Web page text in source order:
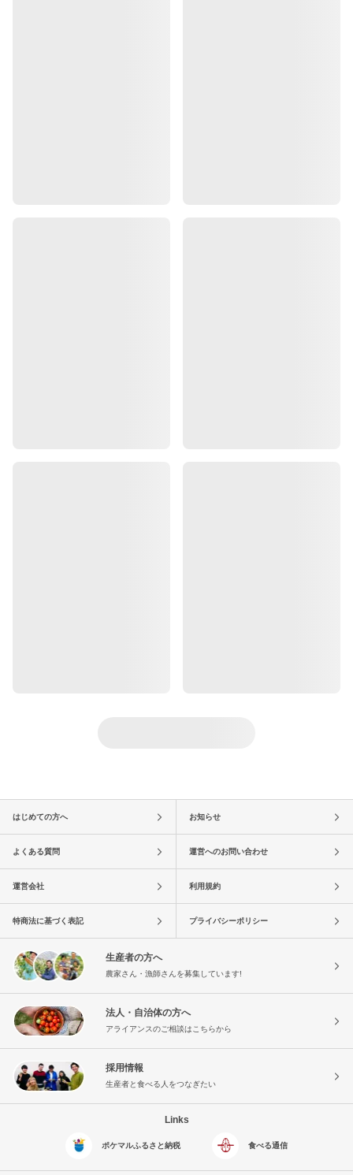
はじめての方へ お知らせ
よくある質問 運営へのお問い合わせ
運営会社 利用規約
特商法に基づく表記 プライバシーポリシー
生産者の方へ
農家さん・漁師さんを募集しています!
法人・自治体の方へ
アライアンスのご相談はこちらから
採用情報
生産者と食べる人をつなぎたい
Links
ポケマルふるさと納税 食べる通信